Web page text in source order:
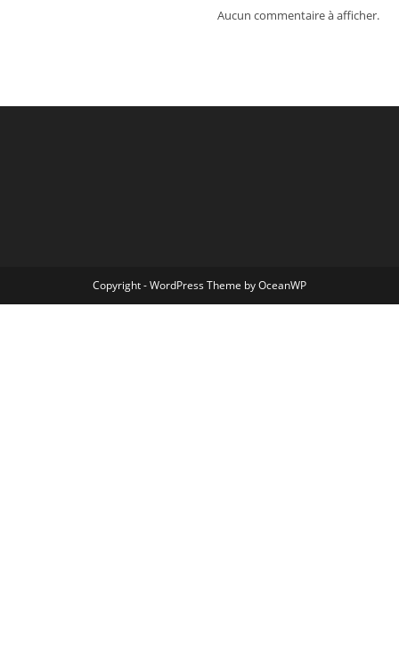
Aucun commentaire à afficher.
Copyright - WordPress Theme by OceanWP